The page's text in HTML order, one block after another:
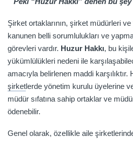
Şirket ortaklarının, şirket müdürleri
kanunen belli sorumlulukları ve
görevleri vardır. Huzur Hakkı, bu
yükümlülükleri nedeni ile
amacıyla belirlenen maddi karşılıktır.
şirketlerde yönetim kurulu üyelerine
müdür sıfatına sahip ortaklar ve
ödenebilir.
Genel olarak, özellikle aile